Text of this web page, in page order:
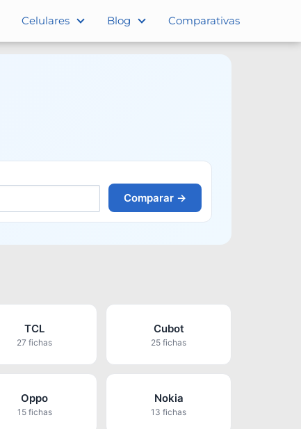
Celulares Blog Comparativas
Comparar →
TCL
27 fichas
Cubot
25 fichas
Oppo
15 fichas
Nokia
13 fichas